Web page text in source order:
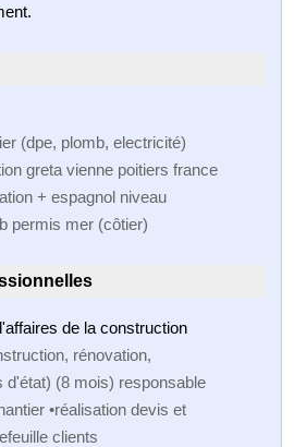
(dpe, plomb, electricité)
greta vienne poitiers france
+ espagnol niveau
permis mer (côtier)
de la construction
rénovation,
d'état) (8 mois) responsable
•réalisation devis et
clients